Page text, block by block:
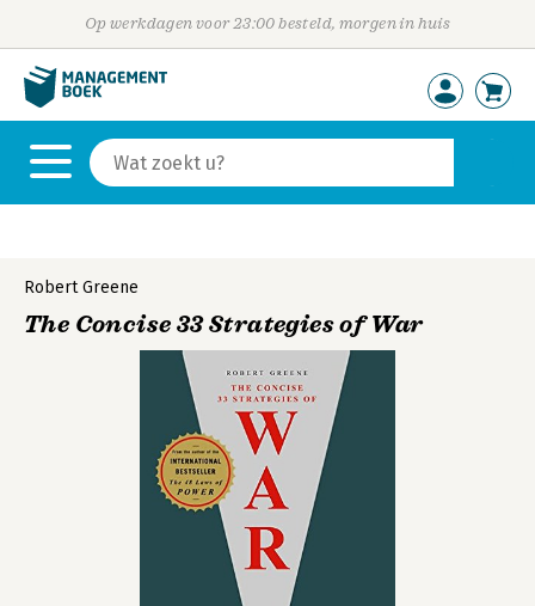
Op werkdagen voor 23:00 besteld, morgen in huis
Robert Greene
The Concise 33 Strategies of War